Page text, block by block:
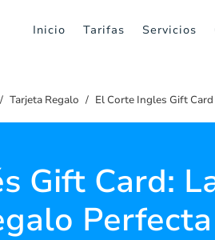
Inicio Tarifas Servicios
Tarjeta Regalo El Corte Ingles Gift Card
Gift Card:
Perfecta